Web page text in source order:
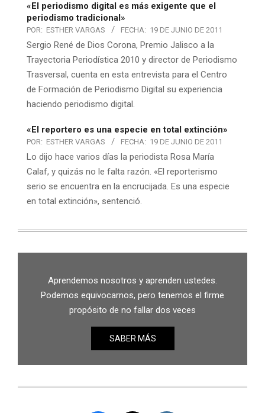
«El periodismo digital es más exigente que el
periodismo tradicional»
POR: ESTHER VARGAS FECHA: 19 DE JUNIO DE 2011
Sergio René de Dios Corona, Premio Jalisco a la
Trayectoria Periodística 2010 y director de Periodismo
Trasversal, cuenta en esta entrevista para el Centro
de Formación de Periodismo Digital su experiencia
haciendo periodismo digital.
«El reportero es una especie en total extinción»
POR: ESTHER VARGAS FECHA: 19 DE JUNIO DE 2011
Lo dijo hace varios días la periodista Rosa María
Calaf, y quizás no le falta razón. «El reporterismo
serio se encuentra en la encrucijada. Es una especie
en total extinción», sentenció.
Aprendemos nosotros y aprenden ustedes.
Podemos equivocarnos, pero tenemos el firme
propósito de no fallar dos veces
SABER MÁS